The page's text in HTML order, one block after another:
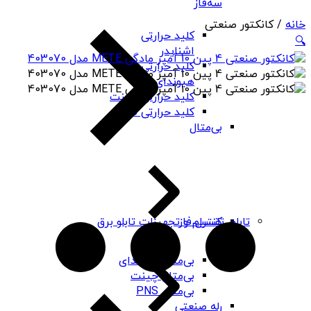
کلید حرارتی
اشنایدر
کلید حرارتی
هیوندای
کلید حرارتی چینت
کلید حرارتی PNS
بی‌متال
بی‌متال هیوندای
بی‌متال چینت
بی‌متال PNS
رله صنعتی
سه‌فاز
کنترل فاز
تابلو، تقسیم و تجهیزات تابلو برق
خانه / کانکتور صنعتی
🔍